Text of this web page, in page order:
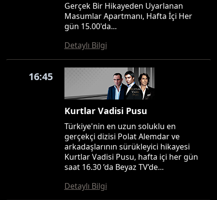
Gerçek Bir Hikayeden Uyarlanan
Masumlar Apartmanı, Hafta İçi Her
gün 15.00'da...
Detaylı Bilgi
16:45
Kurtlar Vadisi Pusu
Türkiye'nin en uzun soluklu en
gerçekçi dizisi Polat Alemdar ve
arkadaşlarının sürükleyici hikayesi
Kurtlar Vadisi Pusu, hafta içi her gün
saat 16.30 ’da Beyaz TV’de...
Detaylı Bilgi